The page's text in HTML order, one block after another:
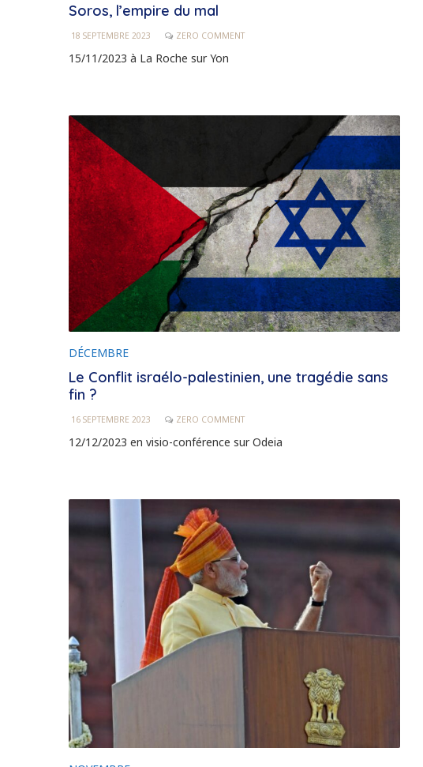
Soros, l’empire du mal
18 SEPTEMBRE 2023 ZERO COMMENT
15/11/2023 à La Roche sur Yon
DÉCEMBRE
Le Conflit israélo-palestinien, une tragédie sans
fin ?
16 SEPTEMBRE 2023 ZERO COMMENT
12/12/2023 en visio-conférence sur Odeia